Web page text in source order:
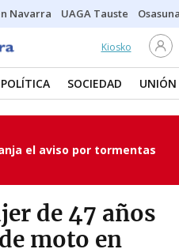
Navarra UAGA Tauste
Kiosko
POLÍTICA SOCIEDAD UNIÓN
el aviso por tormentas
de 47 años
moto en